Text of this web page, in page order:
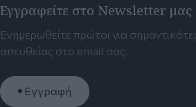
Εγγραφείτε στο Newsletter μας
Ενημερωθείτε πρώτοι για
απευθείας στο email σας.
Εγγραφή